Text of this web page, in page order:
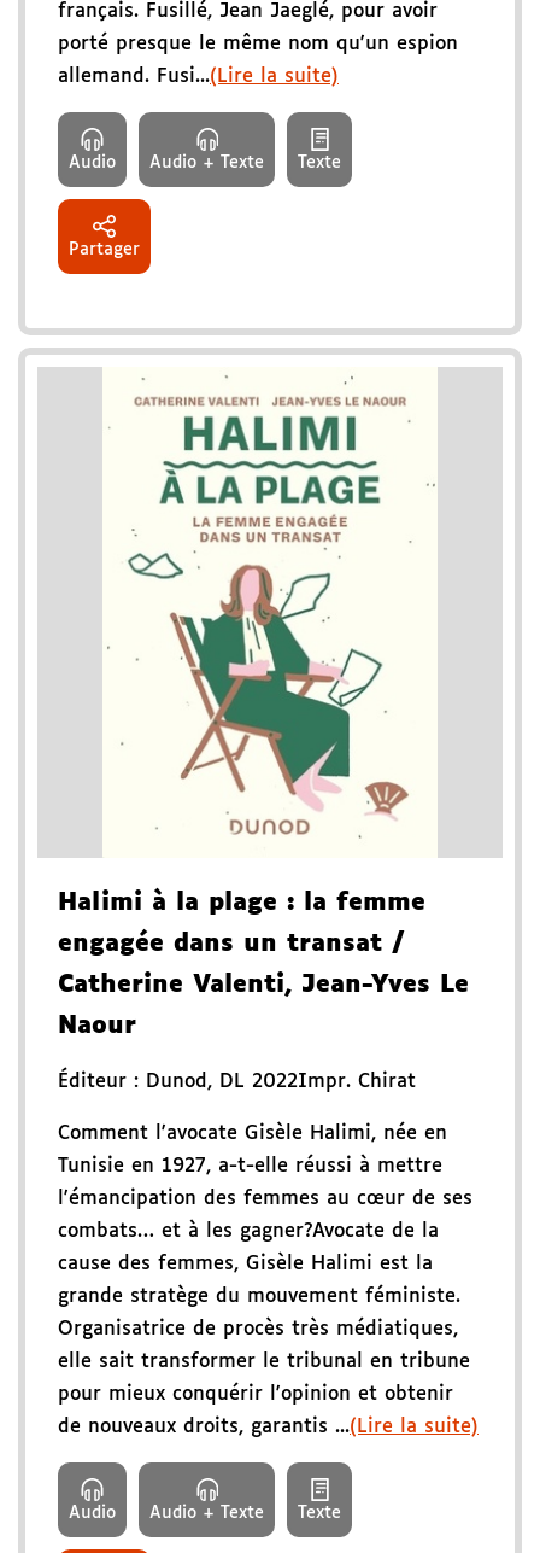
français. Fusillé, Jean Jaeglé, pour avoir
porté presque le même nom qu'un espion
allemand. Fusi...(Lire la suite)
Audio Audio + Texte Texte
Partager
Halimi à la plage : la femme
engagée dans un transat /
Catherine Valenti, Jean-Yves Le
Naour
Éditeur : Dunod , DL 2022Impr. Chirat
Comment l'avocate Gisèle Halimi, née en
Tunisie en 1927, a-t-elle réussi à mettre
l'émancipation des femmes au cœur de ses
combats… et à les gagner?Avocate de la
cause des femmes, Gisèle Halimi est la
grande stratège du mouvement féministe.
Organisatrice de procès très médiatiques,
elle sait transformer le tribunal en tribune
pour mieux conquérir l'opinion et obtenir
de nouveaux droits, garantis ...(Lire la suite)
Audio Audio + Texte Texte